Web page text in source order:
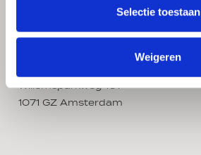
Selectie toestaan
Weigeren
Willemsparkweg 161
1071 GZ Amsterdam